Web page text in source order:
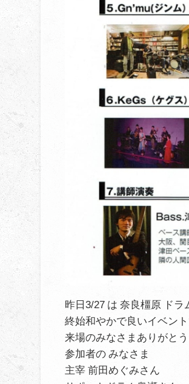
昨日3/27 は 奈良橿原 ドラ
終始和やかで良いイベント
来場のみなさまありがとう
参加者の みなさま
主宰 前田めぐみさん